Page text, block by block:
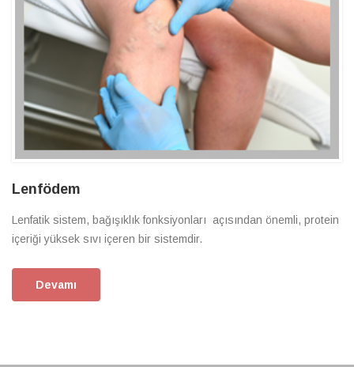
Lenfödem
Lenfatik sistem, bağışıklık fonksiyonları açısından önemli, protein
içeriği yüksek sıvı içeren bir sistemdir.
Devamı